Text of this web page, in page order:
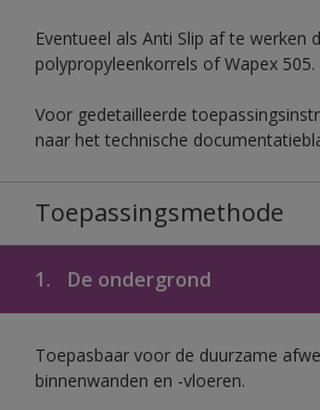
Eventueel als Anti Slip af te werken
polypropyleenkorrels of Wapex 505.
Voor gedetailleerde
naar het technische
Toepassingsmethode
1. De ondergrond
Toepasbaar voor de duurzame
binnenwanden en -vloeren.